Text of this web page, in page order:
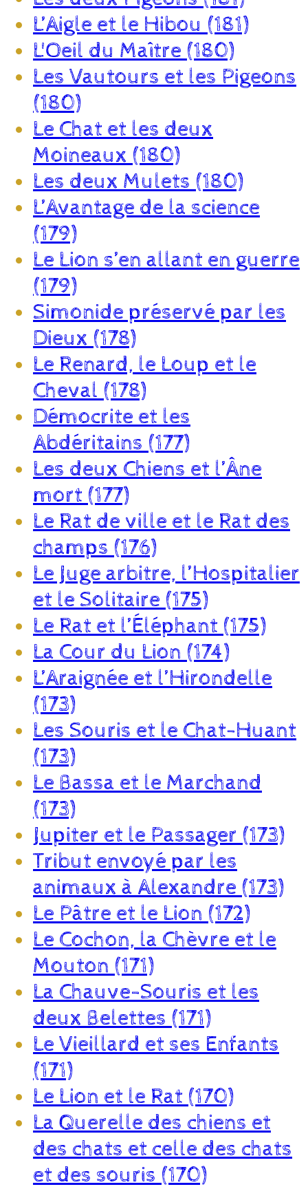
L’Aigle et le Hibou (181)
L'Oeil du Maître (180)
Les Vautours et les Pigeons
(180)
Le Chat et les deux
Moineaux (180)
Les deux Mulets (180)
L’Avantage de la science
(179)
Le Lion s’en allant en guerre
(179)
Simonide préservé par les
Dieux (178)
Le Renard, le Loup et le
Cheval (178)
Démocrite et les
Abdéritains (177)
Les deux Chiens et l’Âne
mort (177)
Le Rat de ville et le Rat des
champs (176)
Le Juge arbitre, l’Hospitalier
et le Solitaire (175)
Le Rat et l’Éléphant (175)
La Cour du Lion (174)
L’Araignée et l’Hirondelle
(173)
Les Souris et le Chat-Huant
(173)
Le Bassa et le Marchand
(173)
Jupiter et le Passager (173)
Tribut envoyé par les
animaux à Alexandre (173)
Le Pâtre et le Lion (172)
Le Cochon, la Chèvre et le
Mouton (171)
La Chauve-Souris et les
deux Belettes (171)
Le Vieillard et ses Enfants
(171)
Le Lion et le Rat (170)
La Querelle des chiens et
des chats et celle des chats
et des souris (170)